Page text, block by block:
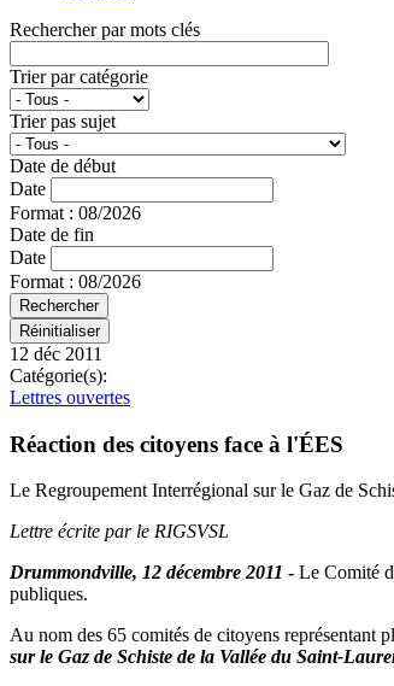
Rechercher par mots clés
Trier par catégorie
Trier pas sujet
Date de début
Date
Format : 08/2026
Date de fin
Date
Format : 08/2026
12 déc 2011
Catégorie(s):
Lettres ouvertes
Réaction des citoyens face à l'ÉES
Le Regroupement Interrégional sur le Gaz de
Lettre écrite par le RIGSVSL
Drummondville, 12 décembre 2011 - Le Comité
publiques.
Au nom des 65 comités de citoyens représentant
sur le Gaz de Schiste de la Vallée du Saint-